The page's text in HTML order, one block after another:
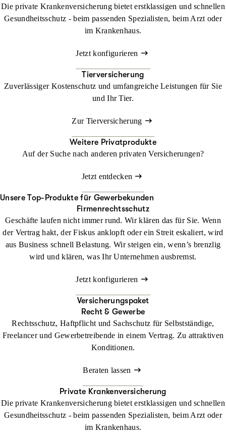
Die private Krankenversicherung bietet erstklassigen und schnellen
Gesundheitsschutz - beim passenden Spezialisten, beim Arzt oder
im Krankenhaus.
Jetzt konfigurieren
Tierversicherung
Zuverlässiger Kostenschutz und umfangreiche Leistungen für Sie
und Ihr Tier.
Zur Tierversicherung
Weitere Privatprodukte
Auf der Suche nach anderen privaten Versicherungen?
Jetzt entdecken
Unsere Top-Produkte für Gewerbekunden
Firmenrechtsschutz
Geschäfte laufen nicht immer rund. Wir klären das für Sie. Wenn
der Vertrag hakt, der Fiskus anklopft oder ein Streit eskaliert, wird
aus Business schnell Belastung. Wir steigen ein, wenn’s brenzlig
wird und klären, was Ihr Unternehmen ausbremst.
Jetzt konfigurieren
Versicherungspaket
Recht & Gewerbe
Rechtsschutz, Haftpflicht und Sachschutz für Selbstständige,
Freelancer und Gewerbetreibende in einem Vertrag. Zu attraktiven
Konditionen.
Beraten lassen
Private Krankenversicherung
Die private Krankenversicherung bietet erstklassigen und schnellen
Gesundheitsschutz - beim passenden Spezialisten, beim Arzt oder
im Krankenhaus.